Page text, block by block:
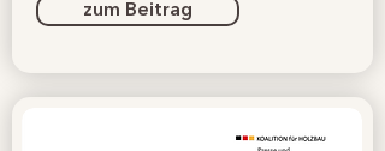
zum Beitrag